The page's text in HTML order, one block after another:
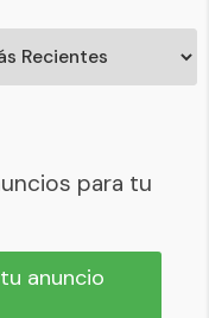
para tu
anuncio